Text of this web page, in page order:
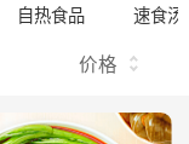
自热食品 速食汤
价格